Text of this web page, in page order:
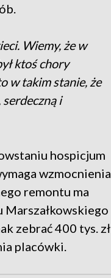
Wiemy, że w
ktoś chory
w takim stanie, że
serdeczną i
hospicjum
wzmocnienia
remontu ma
Marszałkowskiego
zebrać 400 tys. zł
placówki.